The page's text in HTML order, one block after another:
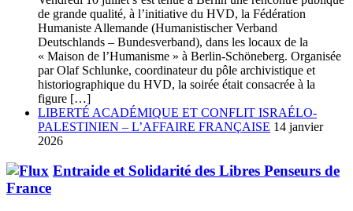
de grande qualité, à l’initiative du HVD, la Fédération
Humaniste Allemande (Humanistischer Verband
Deutschlands – Bundesverband), dans les locaux de la
« Maison de l’Humanisme » à Berlin-Schöneberg. Organisée
par Olaf Schlunke, coordinateur du pôle archivistique et
historiographique du HVD, la soirée était consacrée à la
figure […]
LIBERTÉ ACADÉMIQUE ET CONFLIT ISRAÉLO-
PALESTINIEN – L’AFFAIRE FRANÇAISE 14 janvier
2026
Entraide et Solidarité des Libres Penseurs de
France